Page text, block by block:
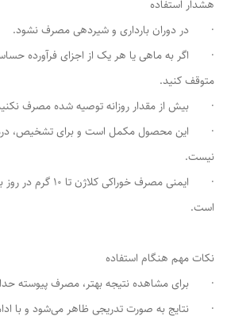
هشدار استفاده
· در دوران بارداری و شیردهی مصرف نشود.
· اگر به ماهی یا هر یک از اجزای فرآورده
متوقف کنید.
· بیش از مقدار روزانه توصیه شده مصرف
· این محصول مکمل است و برای تشخیص،
نیست.
است.
نکات مهم هنگام استفاده
· برای مشاهده نتیجه بهتر، مصرف پیوسته حداقل 3 ماه پیشنهاد
· نتایج به صورت تدریجی ظاهر می‌شود و با